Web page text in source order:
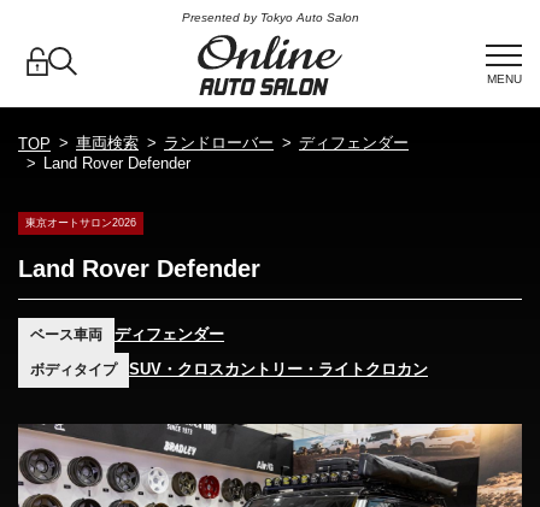
Presented by Tokyo Auto Salon
MENU
TOP 車両検索 ランドローバー
ディフェンダー
Land Rover Defender
東京オートサロン2026
Land Rover Defender
ベース車両 ディフェンダー
ボディタイプ SUV・クロスカントリー・ライトクロカン